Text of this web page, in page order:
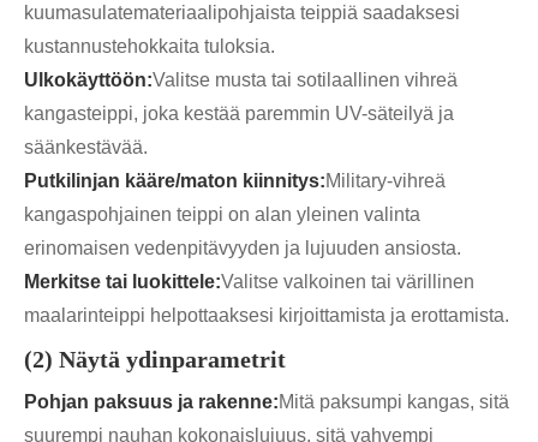
kuumasulatemateriaalipohjaista teippiä saadaksesi
kustannustehokkaita tuloksia.
Ulkokäyttöön:Valitse musta tai sotilaallinen vihreä
kangasteippi, joka kestää paremmin UV-säteilyä ja
säänkestävää.
Putkilinjan kääre/maton kiinnitys:Military-vihreä
kangaspohjainen teippi on alan yleinen valinta
erinomaisen vedenpitävyyden ja lujuuden ansiosta.
Merkitse tai luokittele:Valitse valkoinen tai värillinen
maalarinteippi helpottaaksesi kirjoittamista ja erottamista.
(2) Näytä ydinparametrit
Pohjan paksuus ja rakenne:Mitä paksumpi kangas, sitä
suurempi nauhan kokonaislujuus, sitä vahvempi